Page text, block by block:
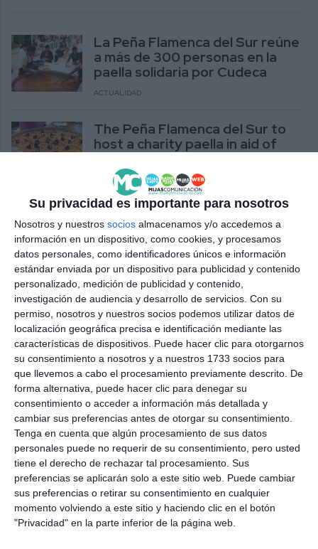
Su privacidad es importante para nosotros
Nosotros y nuestros socios almacenamos y/o accedemos a
información en un dispositivo, como cookies, y procesamos
datos personales, como identificadores únicos e información
estándar enviada por un dispositivo para publicidad y contenido
personalizado, medición de publicidad y contenido,
investigación de audiencia y desarrollo de servicios. Con su
permiso, nosotros y nuestros socios podemos utilizar datos de
localización geográfica precisa e identificación mediante las
características de dispositivos. Puede hacer clic para otorgarnos
su consentimiento a nosotros y a nuestros 1733 socios para
que llevemos a cabo el procesamiento previamente descrito. De
forma alternativa, puede hacer clic para denegar su
consentimiento o acceder a información más detallada y
cambiar sus preferencias antes de otorgar su consentimiento.
Tenga en cuenta que algún procesamiento de sus datos
personales puede no requerir de su consentimiento, pero usted
tiene el derecho de rechazar tal procesamiento. Sus
preferencias se aplicarán solo a este sitio web. Puede cambiar
sus preferencias o retirar su consentimiento en cualquier
momento volviendo a este sitio y haciendo clic en el botón
"Privacidad" en la parte inferior de la página web.
La Peña Flamenca del Sur reúne
a más de 300 personas en la
paella solidaria por Cudeca
ACTUALIDAD
The Peña Flamenca del Sur to
host a charity paella in aid of
Cudeca
ACTUALIDAD
La Peña Flamenca del Sur
organizará una paella solidaria a
beneficio de Cudeca
ACTUALIDAD
Mijas Felina organiza una paella
solidaria el próximo domingo
ACTUALIDAD
Mijas Felina celebra un año más
su tradicional paella solidaria
ACTUALIDAD
Paella solidaria en beneficio de
Mijas Felina
ACTUALIDAD